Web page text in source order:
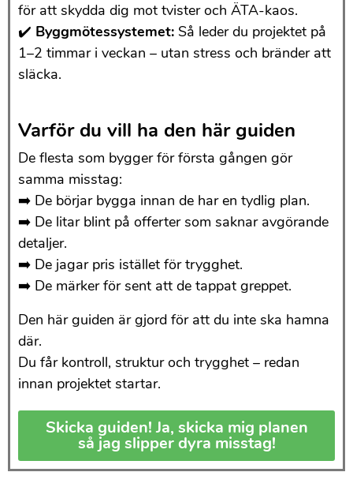
för att skydda dig mot tvister och ÄTA-kaos.
✔️ Byggmötessystemet: Så leder du projektet på
1–2 timmar i veckan – utan stress och bränder att
släcka.
Varför du vill ha den här guiden
De flesta som bygger för första gången gör
samma misstag:
➡️ De börjar bygga innan de har en tydlig plan.
➡️ De litar blint på offerter som saknar avgörande
detaljer.
➡️ De jagar pris istället för trygghet.
➡️ De märker för sent att de tappat greppet.
Den här guiden är gjord för att du inte ska hamna
där.
Du får kontroll, struktur och trygghet – redan
innan projektet startar.
Skicka guiden! Ja, skicka mig planen
så jag slipper dyra misstag!